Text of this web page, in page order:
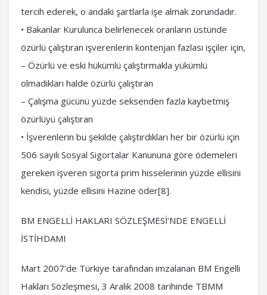
tercih ederek, o andaki şartlarla işe almak zorundadır.
• Bakanlar Kurulunca belirlenecek oranların üstünde
özürlü çalıştıran işverenlerin kontenjan fazlası işçiler için,
– Özürlü ve eski hükümlü çalıştırmakla yükümlü
olmadıkları halde özürlü çalıştıran
– Çalışma gücünü yüzde seksenden fazla kaybetmiş
özürlüyü çalıştıran
• İşverenlerin bu şekilde çalıştırdıkları her bir özürlü için
506 sayılı Sosyal Sigortalar Kanununa göre ödemeleri
gereken işveren sigorta prim hisselerinin yüzde ellisini
kendisi, yüzde ellisini Hazine öder[8].
BM ENGELLİ HAKLARI SÖZLEŞMESİ’NDE ENGELLİ
İSTİHDAMI
Mart 2007’de Türkiye tarafından imzalanan BM Engelli
Hakları Sözleşmesi, 3 Aralık 2008 tarihinde TBMM